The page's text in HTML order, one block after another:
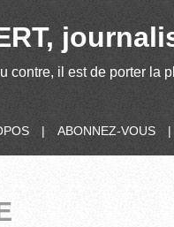
contre, il est de porter
| ABONNEZ-VOUS |